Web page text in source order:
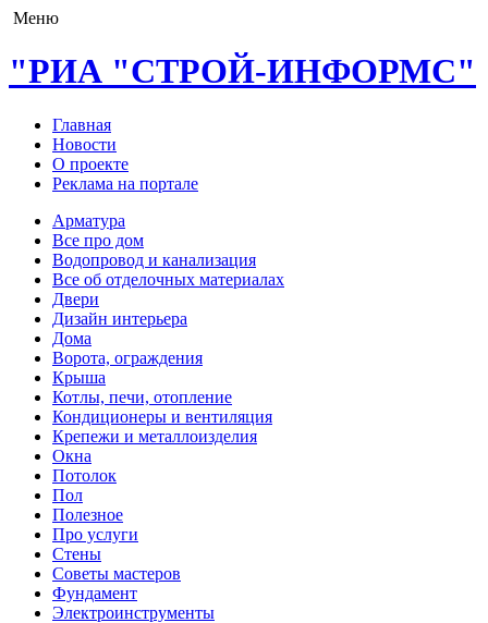
Меню
"РИА "СТРОЙ-ИНФОРМС"
Главная
Новости
О проекте
Реклама на портале
Арматура
Все про дом
Водопровод и канализация
Все об отделочных материалах
Двери
Дизайн интерьера
Дома
Ворота, ограждения
Крыша
Котлы, печи, отопление
Кондиционеры и вентиляция
Крепежи и металлоизделия
Окна
Потолок
Пол
Полезное
Про услуги
Стены
Советы мастеров
Фундамент
Электроинструменты